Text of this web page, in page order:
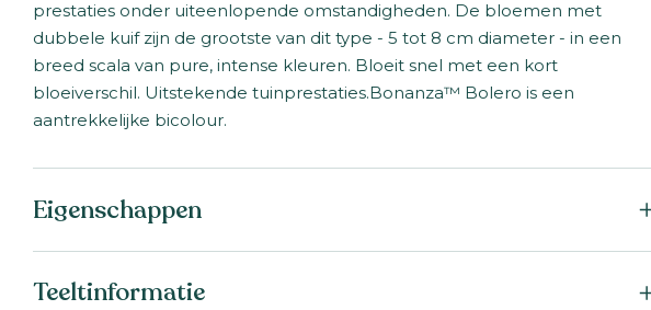
prestaties onder uiteenlopende omstandigheden. De bloemen met
dubbele kuif zijn de grootste van dit type - 5 tot 8 cm diameter - in een
breed scala van pure, intense kleuren. Bloeit snel met een kort
bloeiverschil. Uitstekende tuinprestaties.Bonanza™ Bolero is een
aantrekkelijke bicolour.
Eigenschappen
Familie:
Teeltinformatie